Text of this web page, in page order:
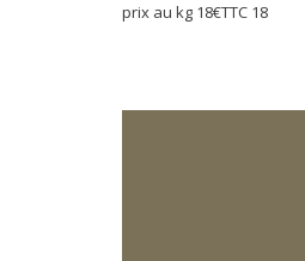
prix au kg 18€TTC 18